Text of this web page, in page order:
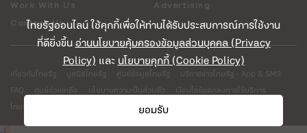
ไทยรัฐออนไลน์ ใช้คุกกี้เพื่อให้ท่านได้รับประสบการณ์การใช้งาน
ที่ดียิ่งขึ้นอ่านนโยบายคุ้มครองข้อมูลส่วนบุคคล (Privacy
Policy) และนโยบายคุกกี้ (Cookie Policy)
ยอมรับ
Work With Us
Advertising
Contact Us
เกี่ยวกับไทยรัฐ มูลนิธิไทยรัฐ ศูนย์ข้อมูลไทยรัฐ
บริการข่าวไทยรัฐ - App & SMS
FAQ
ศูนย์ช่วยเหลือ นโยบายความเป็นส่วนตัว
เงื่อนไขข้อตกลงการใช้บริการ
ไทยรัฐโลจิสติคส์